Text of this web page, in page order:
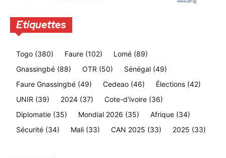
Etiquettes
Togo (380) Faure (102) Lomé (89)
Gnassingbé (88) OTR (50) Sénégal (49)
Faure Gnassingbé (49) Cedeao (46) Élections (42)
UNIR (39) 2024 (37) Cote-d'ivoire (36)
Diplomatie (35) Mondial 2026 (35) Afrique (34)
Sécurité (34) Mali (33) CAN 2025 (33) 2025 (33)